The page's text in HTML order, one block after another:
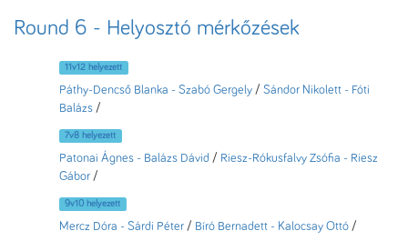
Round 6 - Helyosztó mérkőzések
11v12 helyezett
Páthy-Dencső Blanka - Szabó Gergely / Sándor Nikolett - Fóti
Balázs /
7v8 helyezett
Patonai Ágnes - Balázs Dávid / Riesz-Rókusfalvy Zsófia - Riesz
Gábor /
9v10 helyezett
Mercz Dóra - Sárdi Péter / Bíró Bernadett - Kalocsay Ottó /